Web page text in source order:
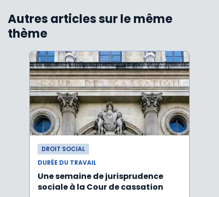
Autres articles sur le même
thème
DROIT SOCIAL
DURÉE DU TRAVAIL
Une semaine de jurisprudence
sociale à la Cour de cassation